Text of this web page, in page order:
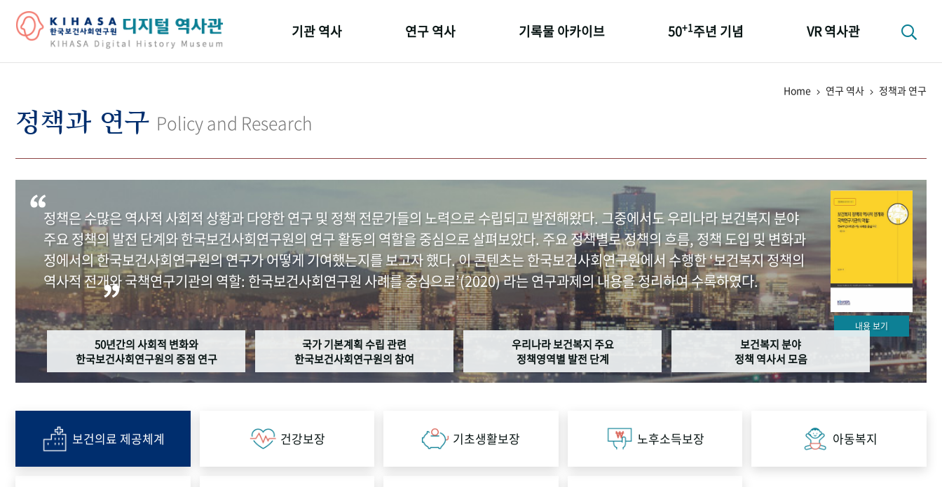
기관 역사
기관 변천사
연구 역사 기록물 아카이브 50+1주년 기념 VR 역사관
Home 연구 역사 정책과 연구
정책과 연구 Policy and Research
정책은 수많은 역사적 사회적 상황과 다양한 연구 및 정책 전문가들의 노력으로 수립되고 발전해왔다. 그중에서도 우리나라 보건복지 분야
주요 정책의 발전 단계와 한국보건사회연구원의 연구 활동의 역할을 중심으로 살펴보았다. 주요 정책별로 정책의 흐름, 정책 도입 및 변화과
정에서의 한국보건사회연구원의 연구가 어떻게 기여했는지를 보고자 했다. 이 콘텐츠는 한국보건사회연구원에서 수행한 ‘보건복지 정책의
역사적 전개와 국책연구기관의 역할: 한국보건사회연구원 사례를 중심으로’(2020) 라는 연구과제의 내용을 정리하여 수록하였다.
내용 보기
50년간의 사회적 변화와
한국보건사회연구원의 중점 연구
국가 기본계획 수립 관련
한국보건사회연구원의 참여
우리나라 보건복지 주요
정책영역별 발전 단계
보건복지 분야
정책 역사서 모음
보건의료 제공체계 건강보장 기초생활보장 노후소득보장 아동복지